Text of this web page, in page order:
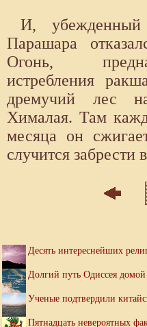
И, убежденный
Парашара
Огонь,
истребления
дремучий лес
Хималая. Там
месяца он
случится забрести
Десять интереснейших
Долгий путь Одиссея домой
Ученые подтвердили
Пятнадцать невероятных